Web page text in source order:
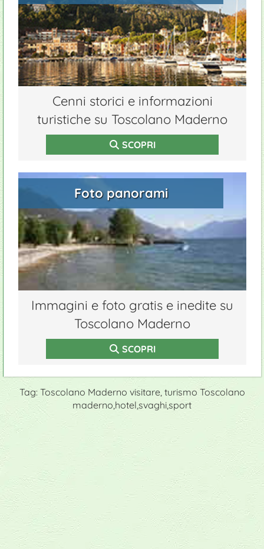
Ristoranti
Impianti sport
Parapendio
Giardinieri
Cenni storici e informazioni
turistiche su Toscolano Maderno
SCOPRI
Foto panorami
Immagini e foto gratis e inedite su
Toscolano Maderno
SCOPRI
Tag: Toscolano Maderno visitare, turismo Toscolano
maderno,hotel,svaghi,sport